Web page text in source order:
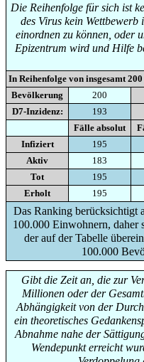
Die Reihenfolge für sich ist
des Virus kein
einordnen zu können, oder
Epizentrum wird und Hilfe
In Reihenfolge von insgesamt 200
Bevölkerung
200
D7-Inzidenz:
193
Fälle absolut
Infiziert
195
Aktiv
183
Tot
195
Erholt
195
Das Ranking berücksichtigt
100.000 Einwohnern,
der auf der Tabelle
100.000
Gibt die Zeit an, die zur
Millionen oder der
Abhängigkeit von der
ein theoretisches
Abnahme nahe der
Wendepunkt erreicht